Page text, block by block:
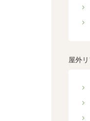
屋外